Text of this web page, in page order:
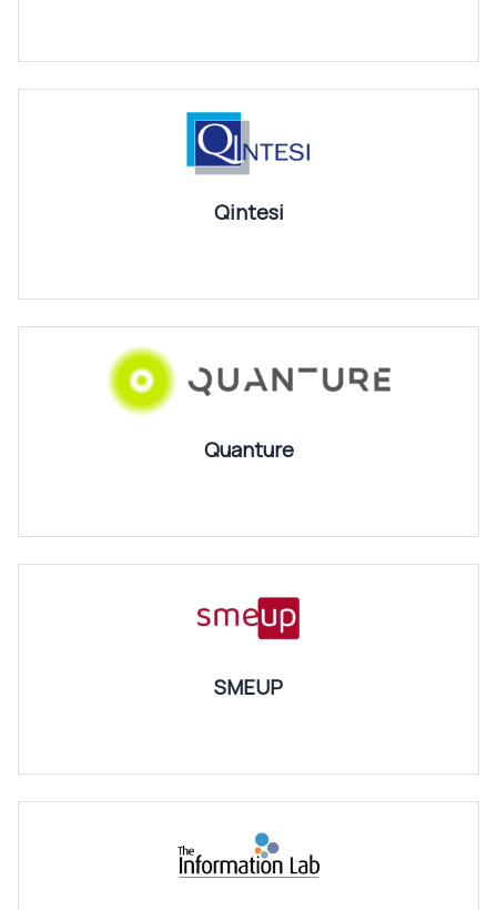
Qintesi
Quanture
SMEUP